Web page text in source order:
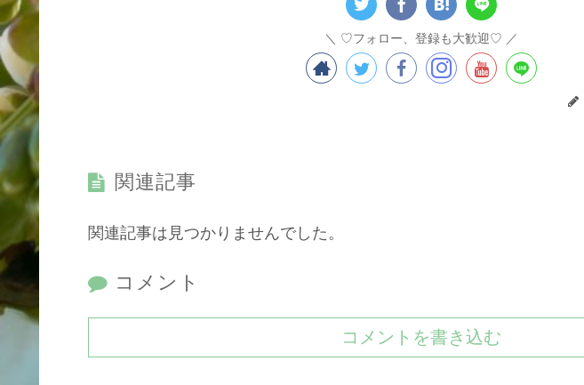
♡フォロー、登録も大歓迎♡
関連記事
関連記事は見つかりませんでした。
コメント
コメントを書き込む